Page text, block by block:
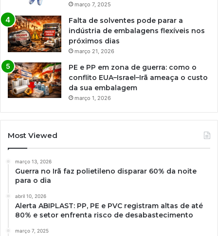
março 7, 2025
Falta de solventes pode parar a
indústria de embalagens flexíveis nos
próximos dias
março 21, 2026
PE e PP em zona de guerra: como o
conflito EUA–Israel–Irã ameaça o custo
da sua embalagem
março 1, 2026
Most Viewed
março 13, 2026
Guerra no Irã faz polietileno disparar 60% da noite
para o dia
abril 10, 2026
Alerta ABIPLAST: PP, PE e PVC registram altas de até
80% e setor enfrenta risco de desabastecimento
março 7, 2025